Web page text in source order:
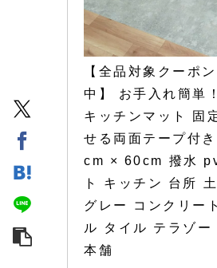
【全品対象クーポ
中】 お手入れ簡単
キッチンマット 固
せる両面テープ付
cm × 60cm 撥水
ト キッチン 台所
グレー コンクリー
ル タイル テラゾー
本舗